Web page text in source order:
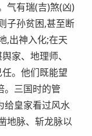
有瑞(吉)煞(凶)
子孙贫困,甚至断
,出神入化;在天
家、地理师、
。他们既能望
。三国时的管
给皇家看过风水
地脉、斩龙脉以